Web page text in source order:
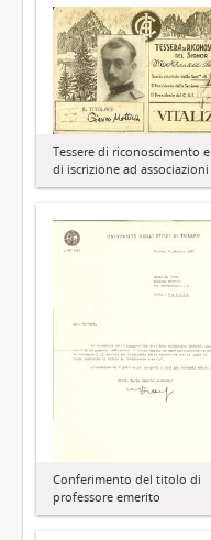
Tessere di riconoscimento e
di iscrizione ad associazioni
Conferimento del titolo di
professore emerito